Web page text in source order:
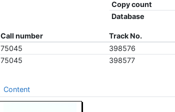
Copy count
Database
Call number Track No.
75045
398576
75045
398577
Content